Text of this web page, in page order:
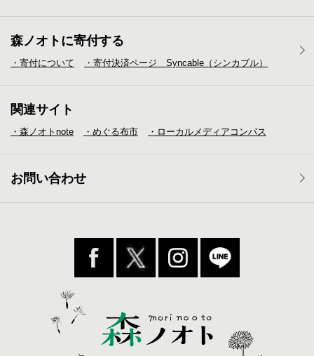
森ノオトに寄付する
・寄付について ・寄付決済ページ Syncable（シンカブル）
関連サイト
・森ノオトnote ・めぐる布市 ・ローカルメディア コンパス
お問い合わせ